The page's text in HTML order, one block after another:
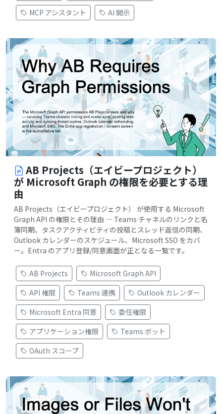
MCP アシスタント AI 開示
AB Projects（エイビープロジェクト）
が Microsoft Graph の権限を必要とする理
由
AB Projects（エイビープロジェクト） が使用する Microsoft
Graph API の権限とその理由 — Teams チャネルのリンクと名
簿同期、タスクアクティビティの投稿とスレッド返信の同期、
Outlook カレンダーのスケジュール、Microsoft SSO をカバ
ー。Entra のアプリ登録/同意画面が正となる一覧です。
AB Projects
Microsoft Graph API
API 権限
Teams 連携
Outlook カレンダー
Microsoft Entra 同意
委任権限
アプリケーション権限
Teams ボット
OAuth スコープ